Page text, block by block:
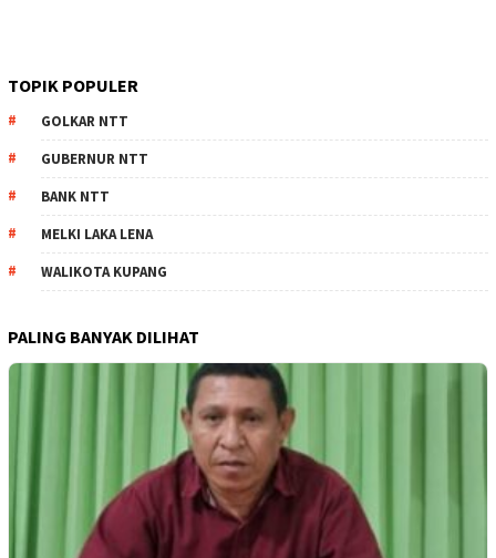
TOPIK POPULER
GOLKAR NTT
GUBERNUR NTT
BANK NTT
MELKI LAKA LENA
WALIKOTA KUPANG
PALING BANYAK DILIHAT